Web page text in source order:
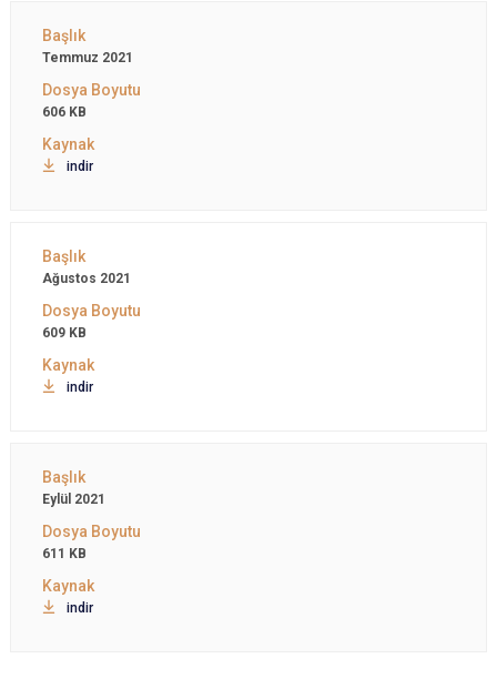
Temmuz 2021
606 KB
indir
Ağustos 2021
609 KB
indir
Eylül 2021
611 KB
indir